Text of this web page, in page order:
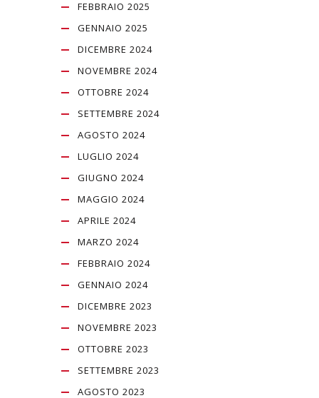
FEBBRAIO 2025
GENNAIO 2025
DICEMBRE 2024
NOVEMBRE 2024
OTTOBRE 2024
SETTEMBRE 2024
AGOSTO 2024
LUGLIO 2024
GIUGNO 2024
MAGGIO 2024
APRILE 2024
MARZO 2024
FEBBRAIO 2024
GENNAIO 2024
DICEMBRE 2023
NOVEMBRE 2023
OTTOBRE 2023
SETTEMBRE 2023
AGOSTO 2023